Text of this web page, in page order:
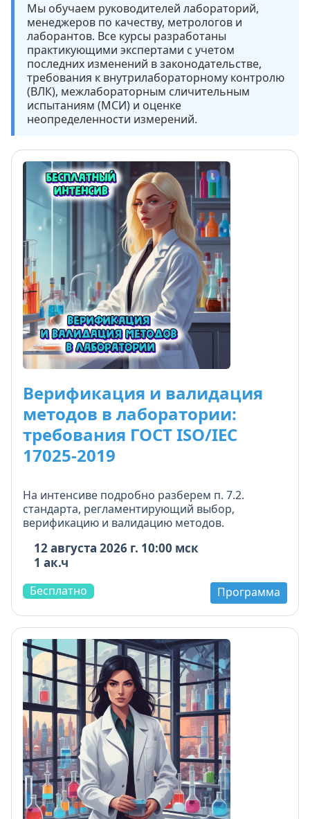
Мы обучаем руководителей лабораторий,
менеджеров по качеству, метрологов и
лаборантов. Все курсы разработаны
практикующими экспертами с учетом
последних изменений в законодательстве,
требования к внутрилабораторному контролю
(ВЛК), межлабораторным сличительным
испытаниям (МСИ) и оценке
неопределенности измерений.
Верификация и валидация
методов в лаборатории:
требования ГОСТ ISO/IEC
17025-2019
На интенсиве подробно разберем п. 7.2.
стандарта, регламентирующий выбор,
верификацию и валидацию методов.
12 августа 2026 г. 10:00 мск
1 ак.ч
Бесплатно Программа